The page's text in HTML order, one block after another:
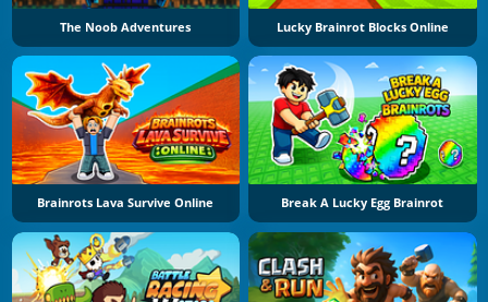
The Noob Adventures Lucky Brainrot Blocks Online
Brainrots Lava Survive Online Break A Lucky Egg Brainrot